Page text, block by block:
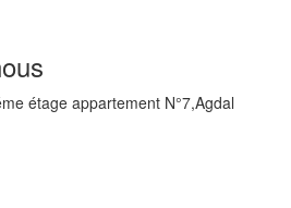
étage appartement N°7,Agdal